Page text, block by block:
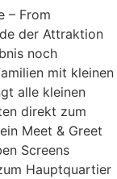
– From
der Attraktion
noch
mit kleinen
alle kleinen
direkt zum
Meet & Greet
Screens
Hauptquartier